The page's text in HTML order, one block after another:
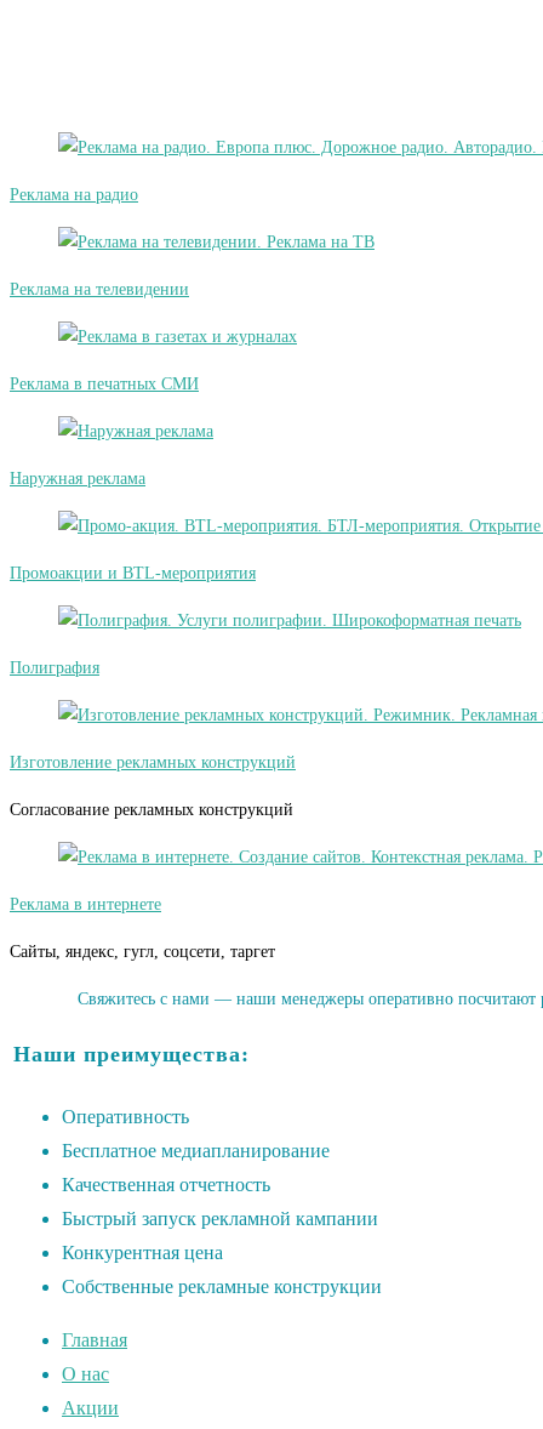
Реклама на радио
Реклама на телевидении
Реклама в печатных СМИ
Наружная реклама
Промоакции и BTL-мероприятия
Полиграфия
Изготовление рекламных конструкций
Согласование рекламных конструкций
Реклама в интернете
Сайты, яндекс, гугл, соцсети, таргет
Свяжитесь с нами — наши менеджеры оперативно посчитают
Наши преимущества:
Оперативность
Бесплатное медиапланирование
Качественная отчетность
Быстрый запуск рекламной кампании
Конкурентная цена
Собственные рекламные конструкции
Главная
О нас
Акции